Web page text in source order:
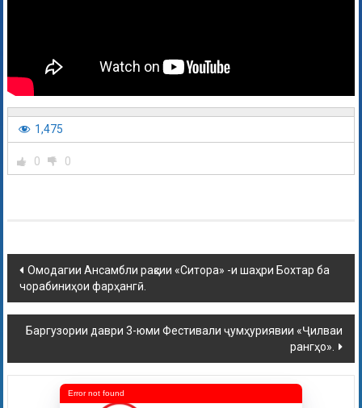
1,475
0 0
Омодагии Ансамбли рақсии «Ситора» -и шаҳри Бохтар ба
чорабиниҳои фарҳангӣ.
Баргузории даври 3-юми Фестивали ҷумҳуриявии «Ҷилваи
рангҳо».
Error not found